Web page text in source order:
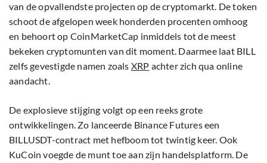
van de opvallendste projecten op de cryptomarkt. De token
schoot de afgelopen week honderden procenten omhoog
en behoort op CoinMarketCap inmiddels tot de meest
bekeken cryptomunten van dit moment. Daarmee laat BILL
zelfs gevestigde namen zoals XRP achter zich qua online
aandacht.
De explosieve stijging volgt op een reeks grote
ontwikkelingen. Zo lanceerde Binance Futures een
BILLUSDT-contract met hefboom tot twintig keer. Ook
KuCoin voegde de munt toe aan zijn handelsplatform. De